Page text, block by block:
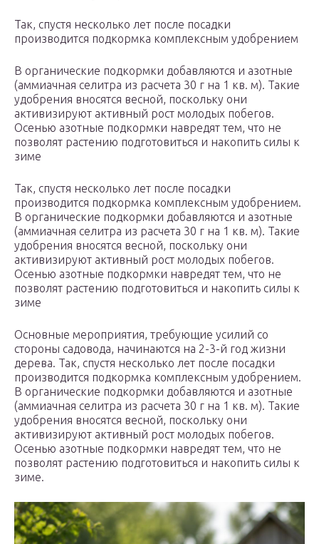
Так, спустя несколько лет после посадки
производится подкормка комплексным удобрением
В органические подкормки добавляются и азотные
(аммиачная селитра из расчета 30 г на 1 кв. м). Такие
удобрения вносятся весной, поскольку они
активизируют активный рост молодых побегов.
Осенью азотные подкормки навредят тем, что не
позволят растению подготовиться и накопить силы к
зиме
Так, спустя несколько лет после посадки
производится подкормка комплексным удобрением.
В органические подкормки добавляются и азотные
(аммиачная селитра из расчета 30 г на 1 кв. м). Такие
удобрения вносятся весной, поскольку они
активизируют активный рост молодых побегов.
Осенью азотные подкормки навредят тем, что не
позволят растению подготовиться и накопить силы к
зиме
Основные мероприятия, требующие усилий со
стороны садовода, начинаются на 2-3-й год жизни
дерева. Так, спустя несколько лет после посадки
производится подкормка комплексным удобрением.
В органические подкормки добавляются и азотные
(аммиачная селитра из расчета 30 г на 1 кв. м). Такие
удобрения вносятся весной, поскольку они
активизируют активный рост молодых побегов.
Осенью азотные подкормки навредят тем, что не
позволят растению подготовиться и накопить силы к
зиме.